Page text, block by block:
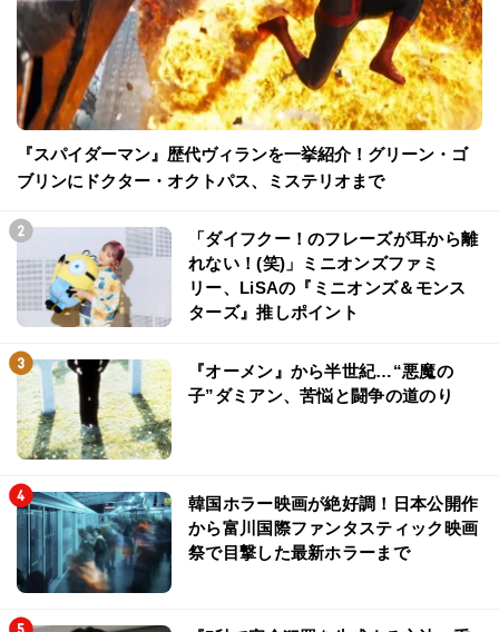
『スパイダーマン』歴代ヴィランを一挙紹介！グリーン・ゴ
ブリンにドクター・オクトパス、ミステリオまで
「ダイフクー！のフレーズが耳から離
れない！(笑)」ミニオンズファミ
リー、LiSAの『ミニオンズ＆モンス
ターズ』推しポイント
『オーメン』から半世紀…“悪魔の
子”ダミアン、苦悩と闘争の道のり
韓国ホラー映画が絶好調！日本公開作
から富川国際ファンタスティック映画
祭で目撃した最新ホラーまで